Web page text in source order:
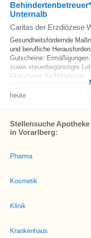
Unternalb
Caritas der Erzdiözese
Gesundheitsfördernde
und berufliche
Gutscheine: Ermäßigungen
sowie steuerbegünstigte
Gutscheine für Mitarbeiter...
heute
Stellensuche
in Vorarlberg:
Pharma
Kosmetik
Klinik
Krankenhaus